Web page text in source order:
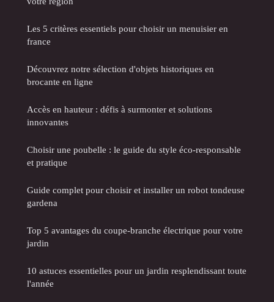
Les 5 critères essentiels pour choisir un menuisier en
france
Découvrez notre sélection d'objets historiques en
brocante en ligne
Accès en hauteur : défis à surmonter et solutions
innovantes
Choisir une poubelle : le guide du style éco-responsable
et pratique
Guide complet pour choisir et installer un robot tondeuse
gardena
Top 5 avantages du coupe-branche électrique pour votre
jardin
10 astuces essentielles pour un jardin resplendissant toute
l'année